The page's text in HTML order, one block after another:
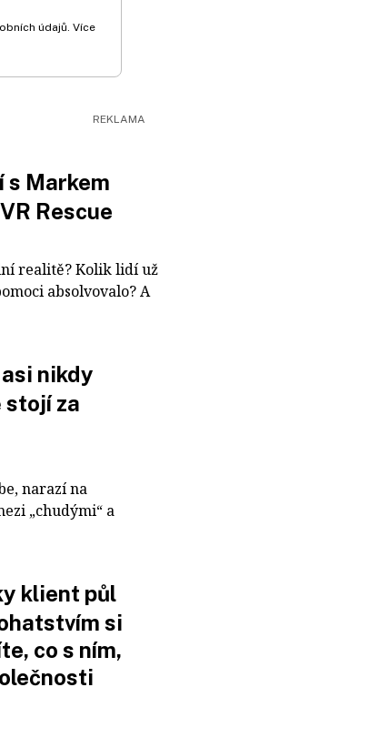
údajů. Více
s Markem
Rescue
realitě? Kolik lidí už
absolvovalo? A
nikdy
stojí za
narazí na
„chudými“ a
klient půl
si
co s ním,